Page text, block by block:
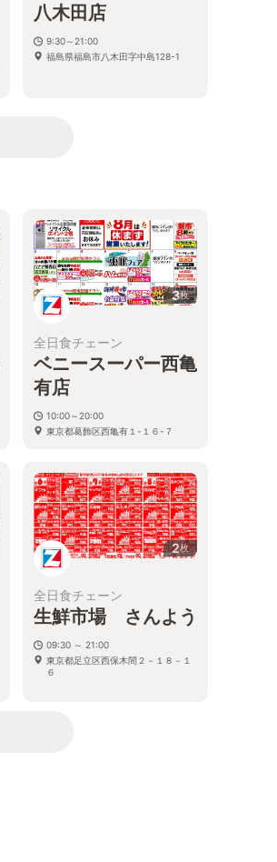
八木田店
9:30～21:00
福島県福島市八木田字中島128-1
3枚
全日食チェーン
ベニースーパー西亀
有店
10:00～20:00
東京都葛飾区西亀有１-１６-７
2枚
全日食チェーン
生鮮市場 さんよう
09:30 ～ 21:00
東京都足立区西保木間２－１８－１
６